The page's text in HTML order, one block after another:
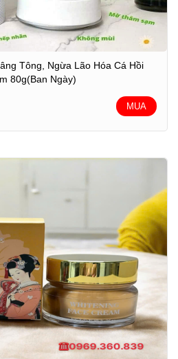
Tông, Ngừa Lão Hóa Cá Hồi
80g(Ban Ngày)
MUA